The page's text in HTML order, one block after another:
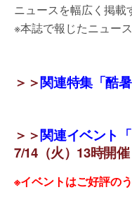
ニュースを幅広く掲載
※本誌で報じたニュー
＞＞関連特集「酷
＞＞関連イベント
7/14（火）13時開催
※イベントはご好評の